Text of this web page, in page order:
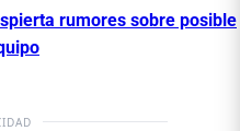
rumores sobre posible